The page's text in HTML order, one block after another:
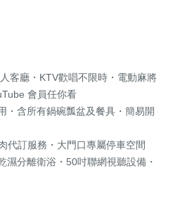
客廳・KTV歡唱不限時・電動麻將
會員任你看
・含所有鍋碗瓢盆及餐具・簡易開
代訂服務・大門口專屬停車空間
濕分離衛浴・50吋聯網視聽設備・